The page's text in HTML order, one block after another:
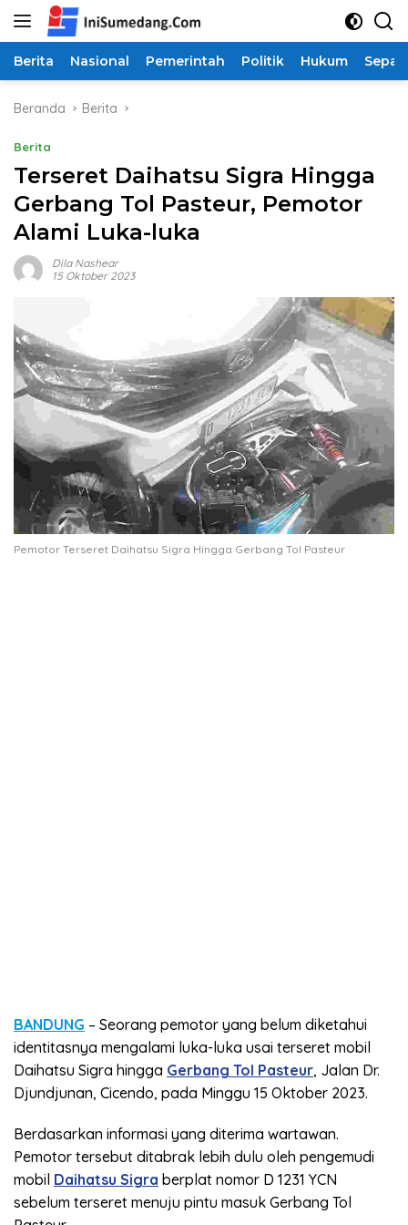
Langsung
Berita Nasional Pemerintah Politik Hukum
Beranda Berita
Berita
Terseret Daihatsu Sigra Hingga
Gerbang Tol Pasteur, Pemotor
Alami Luka-luka
Dila Nashear
15 Oktober 2023
Pemotor Terseret Daihatsu Sigra Hingga Gerbang Tol Pasteur
BANDUNG – Seorang pemotor yang belum diketahui
identitasnya mengalami luka-luka usai terseret mobil
Daihatsu Sigra hingga Gerbang Tol Pasteur, Jalan Dr.
Djundjunan, Cicendo, pada Minggu 15 Oktober 2023.
Berdasarkan informasi yang diterima wartawan.
Pemotor tersebut ditabrak lebih dulu oleh pengemudi
mobil Daihatsu Sigra berplat nomor D 1231 YCN
sebelum terseret menuju pintu masuk Gerbang Tol